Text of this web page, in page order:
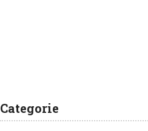
Categorie